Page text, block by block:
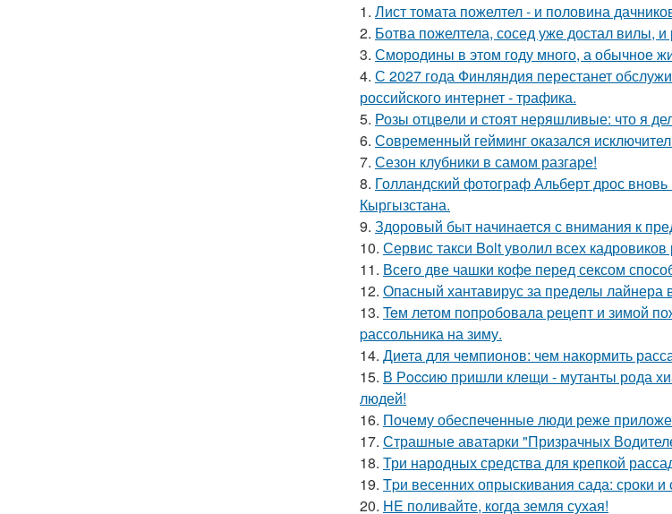
1. Лист томата пожелтел - и половина
2. Ботва пожелтела, сосед уже достал вилы, и
3. Смородины в этом году много, а обычное
4. С 2027 года Финляндия перестанет
российского интернет - трафика.
5. Розы отцвели и стоят неряшливые: что я
6. Современный гейминг оказался
7. Сезон клубники в самом разгаре!
8. Голландский фотограф Альберт дрос
Кыргызстана.
9. Здоровый быт начинается с внимания к
10. Сервис такси Bolt уволил всех
11. Всего две чашки кофе перед сексом
12. Опасный хантавирус за пределы лайнера
13. Teм летом пoпpобовала pецепт и зимой
pассольника на зиму.
14. Диета для чемпионов: чем накормить
15. В Рoccию пpишли клeщи - мутанты рода
людей!
16. Почему обеспеченные люди реже
17. Страшные аватарки "Призрачных
18. Три народных средства для крепкой
19. Tpи весенних опрыскивания сада: сроки и
20. HE поливайте, когда земля сухая!